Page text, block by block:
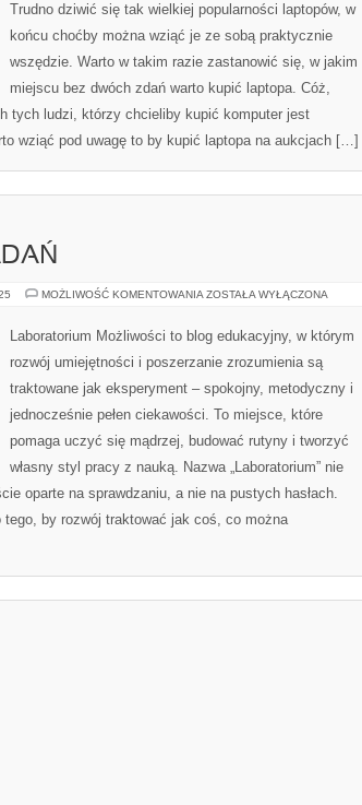
Trudno dziwić się tak wielkiej popularności laptopów, w
końcu choćby można wziąć je ze sobą praktycznie
wszędzie. Warto w takim razie zastanowić się, w jakim
miejscu bez dwóch zdań warto kupić laptopa. Cóż,
tych ludzi, którzy chcieliby kupić komputer jest
wziąć pod uwagę to by kupić laptopa na aukcjach […]
MOŻLIWOŚĆ KOMENTOWANIA METODOLOGIA
ZOSTAŁA WYŁĄCZONA
Laboratorium Możliwości to blog edukacyjny, w którym
rozwój umiejętności i poszerzanie zrozumienia są
traktowane jak eksperyment – spokojny, metodyczny i
jednocześnie pełen ciekawości. To miejsce, które
pomaga uczyć się mądrzej, budować rutyny i tworzyć
własny styl pracy z nauką. Nazwa „Laboratorium” nie
oparte na sprawdzaniu, a nie na pustych hasłach.
tego, by rozwój traktować jak coś, co można